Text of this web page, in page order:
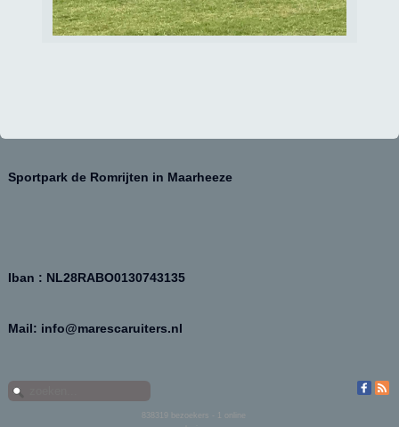
Sportpark de Romrijten in Maarheeze
Iban : NL28RABO0130743135
Mail: info@marescaruiters.nl
838319
bezoekers - 1 online